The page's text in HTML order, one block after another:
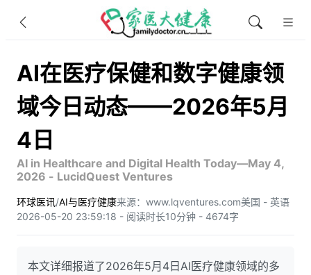
AI在医疗保健和数字健康领
域今日动态——2026年5月
4日
AI in Healthcare and Digital Health Today—May 4,
2026 - LucidQuest Ventures
环球医讯/AI与医疗健康来源：www.lqventures.com美国 - 英语
2026-05-20 23:59:18 - 阅读时长10分钟 - 4674字
本文详细报道了2026年5月4日AI医疗健康领域的多